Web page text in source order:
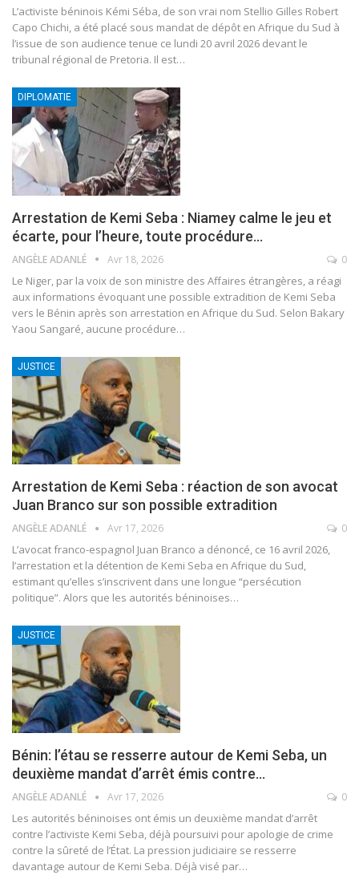
L’activiste béninois Kémi Séba, de son vrai nom Stellio Gilles Robert
Capo Chichi, a été placé sous mandat de dépôt en Afrique du Sud à
l’issue de son audience tenue ce lundi 20 avril 2026 devant le
tribunal régional de Pretoria. Il est…
DIPLOMATIE
Arrestation de Kemi Seba : Niamey calme le jeu et
écarte, pour l’heure, toute procédure…
ANGÈLE ADANLÉ Avr 18, 2026 0
Le Niger, par la voix de son ministre des Affaires étrangères, a réagi
aux informations évoquant une possible extradition de Kemi Seba
vers le Bénin après son arrestation en Afrique du Sud. Selon Bakary
Yaou Sangaré, aucune procédure…
JUSTICE
Arrestation de Kemi Seba : réaction de son avocat
Juan Branco sur son possible extradition
ANGÈLE ADANLÉ Avr 17, 2026 0
L’avocat franco-espagnol Juan Branco a dénoncé, ce 16 avril 2026,
l’arrestation et la détention de Kemi Seba en Afrique du Sud,
estimant qu’elles s’inscrivent dans une longue “persécution
politique”. Alors que les autorités béninoises…
JUSTICE
Bénin: l’étau se resserre autour de Kemi Seba, un
deuxième mandat d’arrêt émis contre…
ANGÈLE ADANLÉ Avr 17, 2026 0
Les autorités béninoises ont émis un deuxième mandat d’arrêt
contre l’activiste Kemi Seba, déjà poursuivi pour apologie de crime
contre la sûreté de l’État. La pression judiciaire se resserre
davantage autour de Kemi Seba. Déjà visé par…